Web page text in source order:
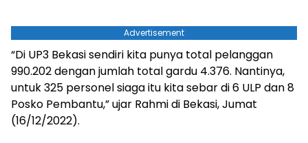
Advertisement
“Di UP3 Bekasi sendiri kita punya total pelanggan
990.202 dengan jumlah total gardu 4.376. Nantinya,
untuk 325 personel siaga itu kita sebar di 6 ULP dan 8
Posko Pembantu,” ujar Rahmi di Bekasi, Jumat
(16/12/2022).